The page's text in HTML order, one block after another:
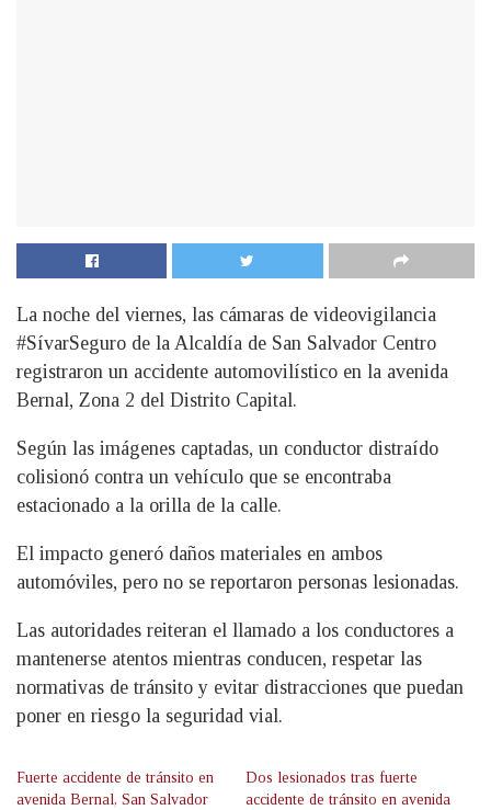
La noche del viernes, las cámaras de videovigilancia
#SívarSeguro de la Alcaldía de San Salvador Centro
registraron un accidente automovilístico en la avenida
Bernal, Zona 2 del Distrito Capital.
Según las imágenes captadas, un conductor distraído
colisionó contra un vehículo que se encontraba
estacionado a la orilla de la calle.
El impacto generó daños materiales en ambos
automóviles, pero no se reportaron personas lesionadas.
Las autoridades reiteran el llamado a los conductores a
mantenerse atentos mientras conducen, respetar las
normativas de tránsito y evitar distracciones que puedan
poner en riesgo la seguridad vial.
Fuerte accidente de tránsito en
avenida Bernal, San Salvador
Dos lesionados tras fuerte
accidente de tránsito en avenida